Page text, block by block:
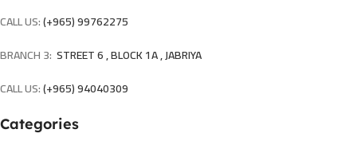
CALL US:(+965) 99762275
BRANCH 3: STREET 6 , BLOCK 1A , JABRIYA
CALL US:(+965) 94040309
Categories